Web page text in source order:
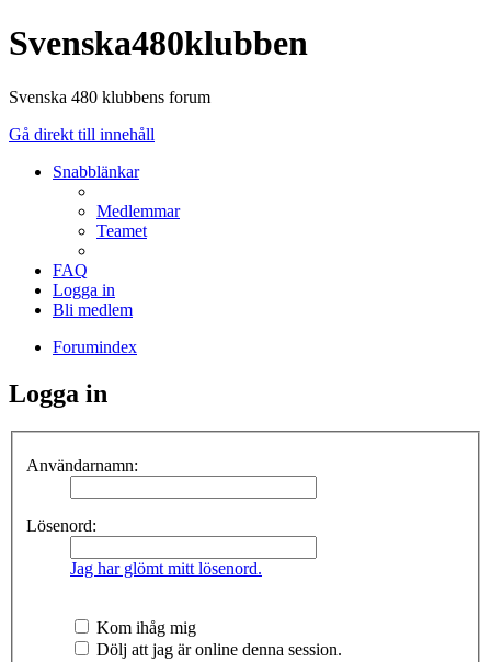
Svenska480klubben
Svenska 480 klubbens forum
Gå direkt till innehåll
Snabblänkar
Medlemmar
Teamet
FAQ
Logga in
Bli medlem
Forumindex
Logga in
Användarnamn:
Lösenord:
Jag har glömt mitt lösenord.
Kom ihåg mig
Dölj att jag är online denna session.